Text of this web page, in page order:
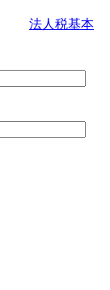
法人税基本